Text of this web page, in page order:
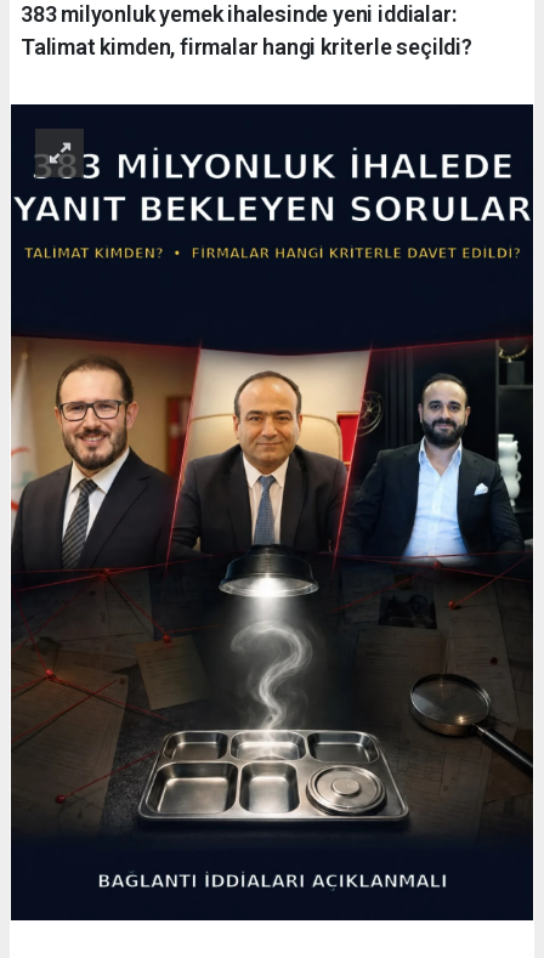
383 milyonluk yemek ihalesinde yeni iddialar:
Talimat kimden, firmalar hangi kriterle seçildi?